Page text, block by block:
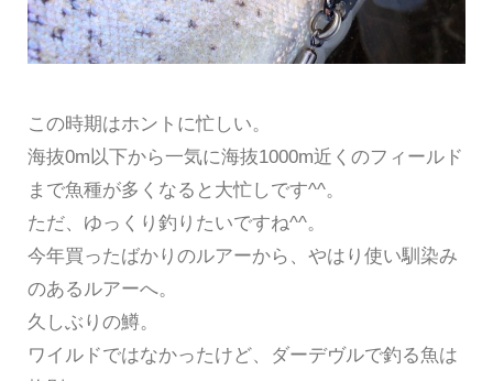
この時期はホントに忙しい。
海抜0m以下から一気に海抜1000m近くのフィールド
まで魚種が多くなると大忙しです^^。
ただ、ゆっくり釣りたいですね^^。
今年買ったばかりのルアーから、やはり使い馴染み
のあるルアーへ。
久しぶりの鱒。
ワイルドではなかったけど、ダーデヴルで釣る魚は